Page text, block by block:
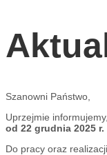
Szanowni Państwo,
Uprzejmie
od 22 grudnia 2025
Do pracy oraz